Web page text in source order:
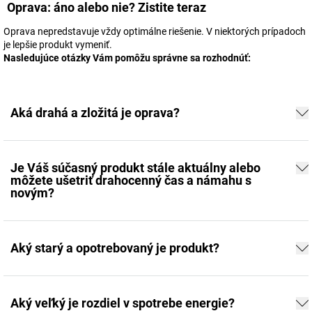
Oprava: áno alebo nie? Zistite teraz
Oprava nepredstavuje vždy optimálne riešenie. V niektorých prípadoch
je lepšie produkt vymeniť.
Nasledujúce otázky Vám pomôžu správne sa rozhodnúť:
Aká drahá a zložitá je oprava?
Je Váš súčasný produkt stále aktuálny alebo
môžete ušetriť drahocenný čas a námahu s
novým?
Aký starý a opotrebovaný je produkt?
Aký veľký je rozdiel v spotrebe energie?